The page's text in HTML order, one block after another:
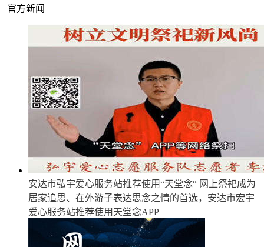
官方新闻
安达市弘宇爱心服务站推荐使用“天堂念“ 网上祭祀成为
居家追思、在外游子表达思念之情的首选，安达市宏宇
爱心服务站推荐使用天堂念APP